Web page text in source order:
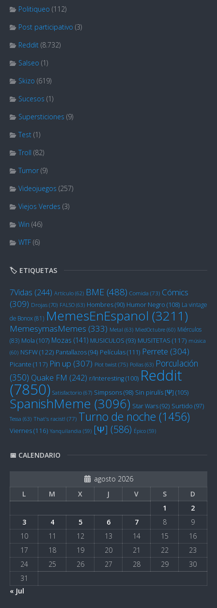
Politiqueo (112)
Post participativo (3)
Reddit (8.732)
Salseo (1)
Skizo (619)
Sucesos (1)
Supersticiones (9)
Test (1)
Troll (82)
Tumor (9)
Videojuegos (257)
Viejos Verdes (3)
Win (46)
WTF (6)
🏷️ ETIQUETAS
7Vidas (244) Artículo (62) BME (488) Comida (73) Cómics
(309) Drojas (70) FALSO (63) Hombres(90) Humor Negro (108) La vintage
de Bonox(81) MemesEnEspanol (3211)
MemesymasMemes (333) Metal (63) MiedOctubre (60) Miérculos
(83) Mola (107) Mozas (141) MUSICULOS (93) MUSITETAS (117) música
(60) NSFW(122) Pantallazos(94) Películas(111) Perrete (304)
Picante (117) Pin up (307) Plot twist (75) Pollas (63) Porculación
(350) Quake FM (242) r/Interesting(100) Reddit
(7850) Satisfactorio (67) Simpsons(98) Sin pirulís [Ψ] (105)
SpanishMeme (3096) Star Wars(92) Surtido (97)
Tessa (63) That's racist! (77) Turno de noche (1456)
Viernes(116) Yanquilandia (59) [Ψ] (586) Épico (59)
📅 CALENDARIO
agosto 2026
L
M X J V S
D
1
2
3
4 5 6 7 8
9
10
11 12 13 14 15
16
17
18 19 20 21 22
23
24
25 26 27 28 29
30
31
« Jul